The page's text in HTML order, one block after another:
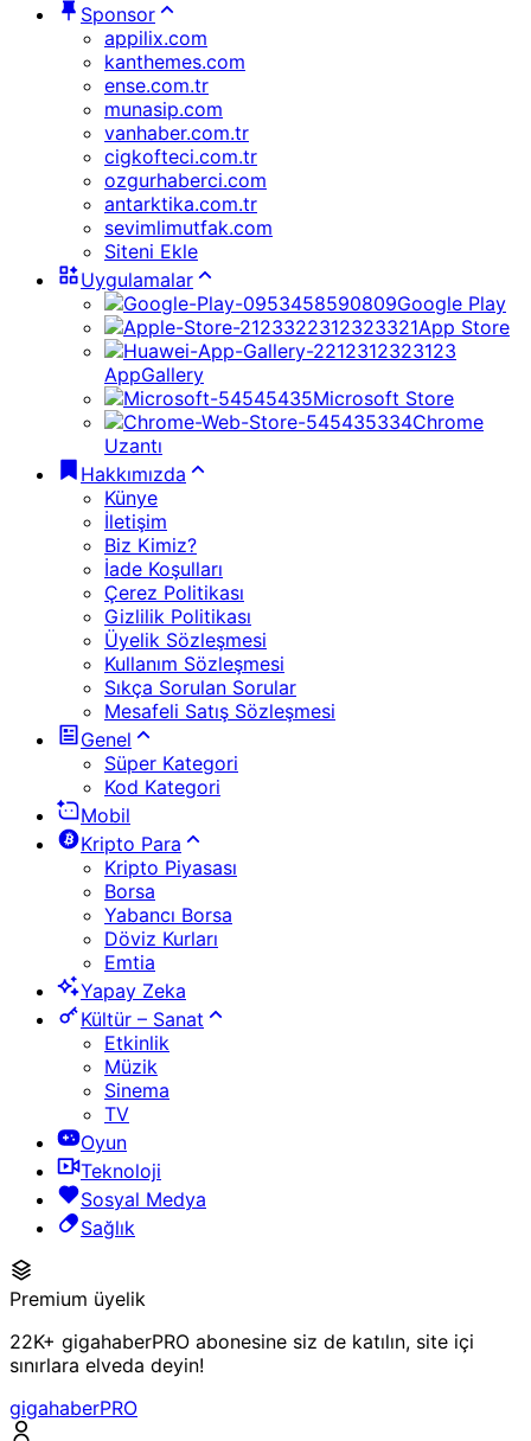
Sponsor
appilix.com
kanthemes.com
ense.com.tr
munasip.com
vanhaber.com.tr
cigkofteci.com.tr
ozgurhaberci.com
antarktika.com.tr
sevimlimutfak.com
Siteni Ekle
Uygulamalar
Google Play
App Store
AppGallery
Microsoft Store
Chrome
Uzantı
Hakkımızda
Künye
İletişim
Biz Kimiz?
İade Koşulları
Çerez Politikası
Gizlilik Politikası
Üyelik Sözleşmesi
Kullanım Sözleşmesi
Sıkça Sorulan Sorular
Mesafeli Satış Sözleşmesi
Genel
Süper Kategori
Kod Kategori
Mobil
Kripto Para
Kripto Piyasası
Borsa
Yabancı Borsa
Döviz Kurları
Emtia
Yapay Zeka
Kültür – Sanat
Etkinlik
Müzik
Sinema
TV
Oyun
Teknoloji
Sosyal Medya
Sağlık
Premium üyelik
22K+ gigahaberPRO abonesine siz de katılın, site içi
sınırlara elveda deyin!
gigahaberPRO